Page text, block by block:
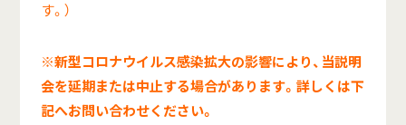
す。）
※新型コロナウイルス感染拡大の影響により、当説明
会を延期または中止する場合があります。詳しくは下
記へお問い合わせください。